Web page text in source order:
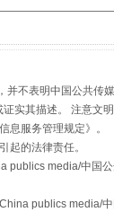
"
并不表明中国公共
实其描述。 注意文
息服务管理规定》。
起的法律责任。
publics media/中国
publics